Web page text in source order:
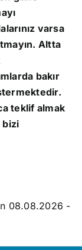
varsa
Altta
bakır
teklif almak
bizi
08.08.2026 -